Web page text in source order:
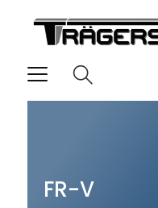
FR-V